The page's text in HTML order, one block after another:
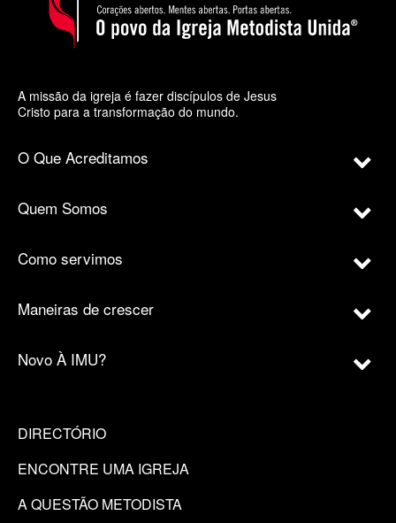
A missão da igreja é fazer discípulos de Jesus
Cristo para a transformação do mundo.
O Que Acreditamos
Quem Somos
Como servimos
Maneiras de crescer
Novo À IMU?
DIRECTÓRIO
ENCONTRE UMA IGREJA
A QUESTÃO METODISTA